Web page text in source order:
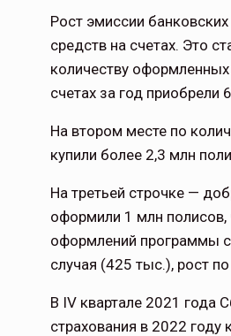
Рост эмиссии
средств на счетах. Это
количеству
счетах за год приобрели
На втором месте по
купили более 2,3 млн
На третьей строчке —
оформили 1 млн полисов,
оформлений программы
случая (425 тыс.), рост
В IV квартале 2021 года
страхования в 2022